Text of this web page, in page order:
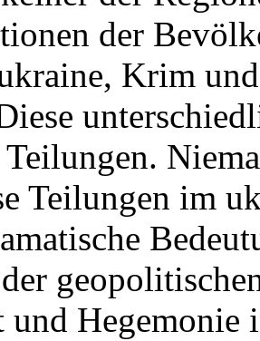
der
Krim
Teilungen im
und Hegemonie